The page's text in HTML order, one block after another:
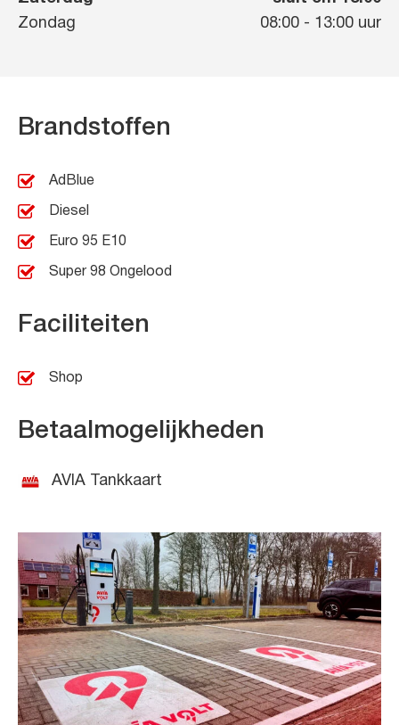
Zondag
08:00 - 13:00 uur
Brandstoffen
AdBlue
Diesel
Euro 95 E10
Super 98 Ongelood
Faciliteiten
Shop
Betaalmogelijkheden
AVIA Tankkaart